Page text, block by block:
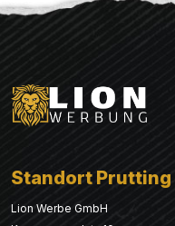
Standort Prutting
Lion Werbe GmbH